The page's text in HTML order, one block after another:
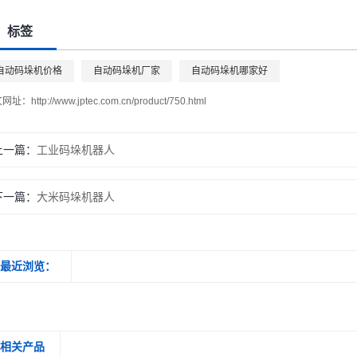
标签
动码垛机价格 自动码垛机厂家 自动码垛机哪家好
址： http://www.jptec.com.cn/product/750.html
篇： 工业码垛机器人
篇： 大米码垛机器人
最近浏览：
相关产品